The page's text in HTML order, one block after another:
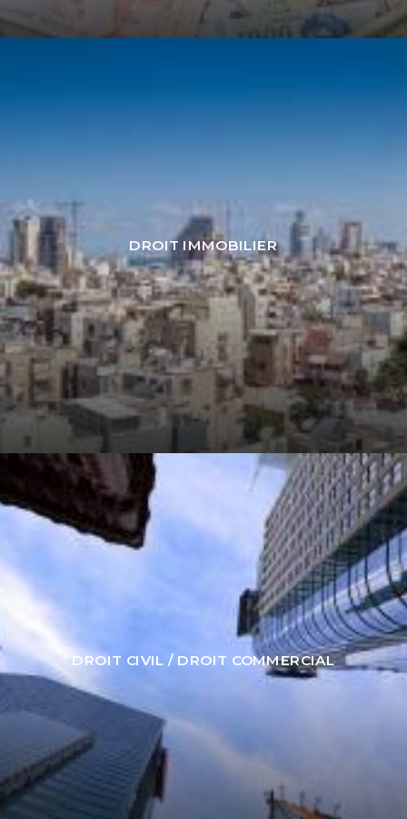
DROIT IMMOBILIER
DROIT CIVIL / DROIT COMMERCIAL